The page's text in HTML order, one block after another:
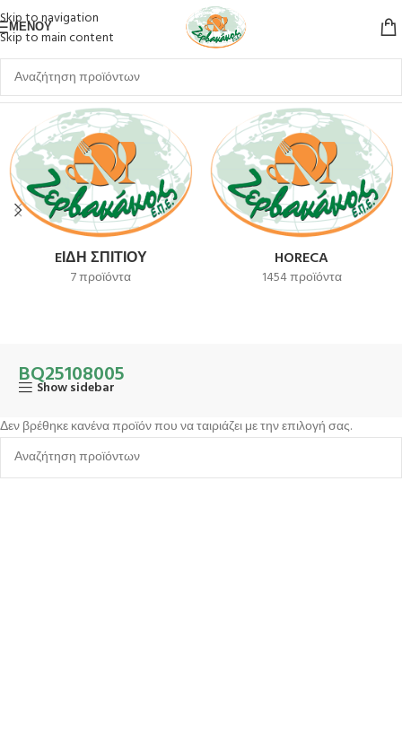
Skip to navigation
Skip to main content
ΜΕΝΟΎ
Αρχική σελίδα Προϊόν SKU BQ25108005
EΊΔΗ ΣΠΙΤΙΟΎ
7 προϊόντα
HORECA
1454 προϊόντα
BQ25108005
Show sidebar
Δεν βρέθηκε κανένα προϊόν που να ταιριάζει με την επιλογή σας.